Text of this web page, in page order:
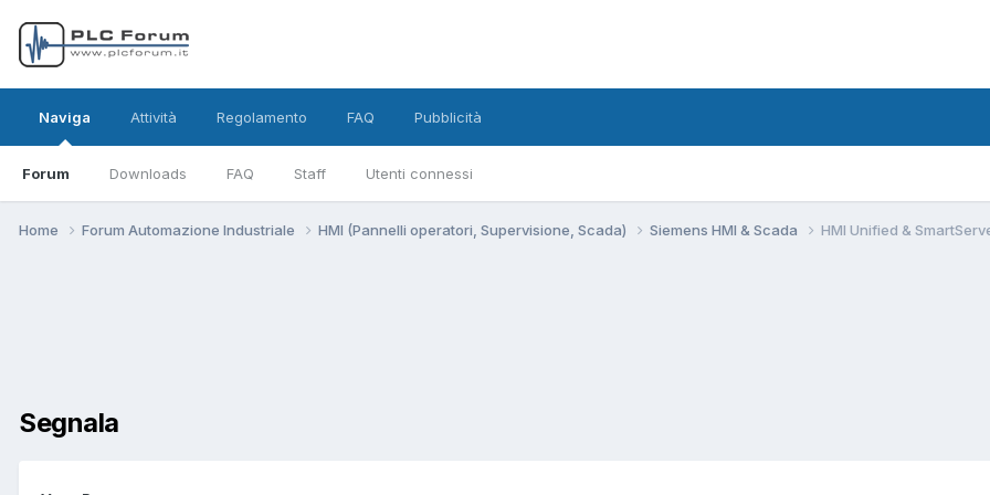
Naviga
Forum Downloads FAQ Staff Utenti connessi
Attività Regolamento FAQ Pubblicità
Home Forum Automazione Industriale HMI (Pannelli operatori, Supervisione, Scada) Siemens HMI & Scada HMI Unified &
Segnala